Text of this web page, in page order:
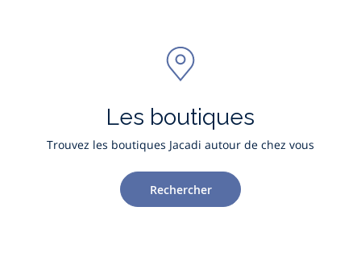
Les boutiques
Trouvez les boutiques Jacadi autour de chez vous
Rechercher